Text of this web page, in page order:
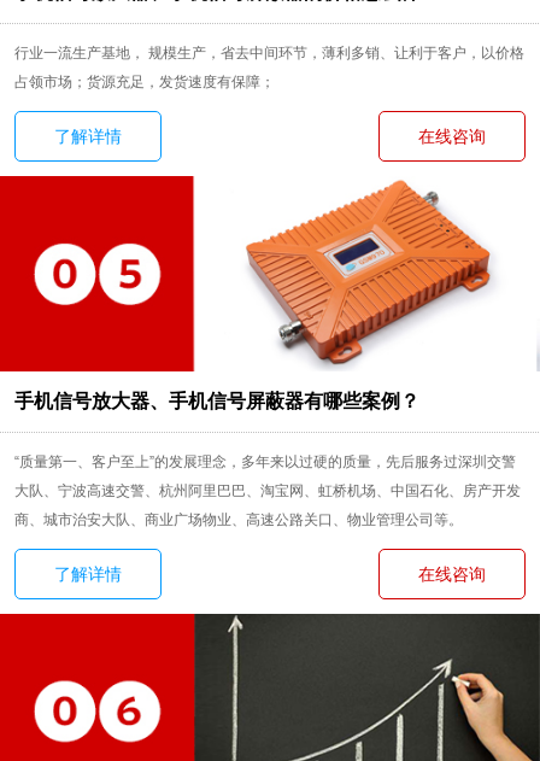
行业一流生产基地， 规模生产，省去中间环节，薄利多销、让利于客户，以价格
占领市场；货源充足，发货速度有保障；
了解详情 在线咨询
手机信号放大器、手机信号屏蔽器有哪些案例？
“质量第一、客户至上”的发展理念，多年来以过硬的质量，先后服务过深圳交警
大队、宁波高速交警、杭州阿里巴巴、淘宝网、虹桥机场、中国石化、房产开发
商、城市治安大队、商业广场物业、高速公路关口、物业管理公司等。
了解详情 在线咨询